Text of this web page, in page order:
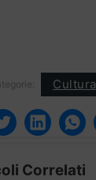
Cultura
Correlati